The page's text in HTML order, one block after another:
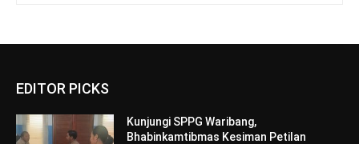
EDITOR PICKS
Kunjungi SPPG Waribang,
Bhabinkamtibmas Kesiman Petilan